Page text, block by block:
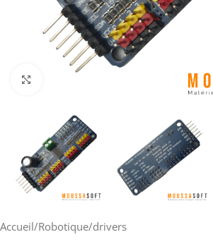
Accueil/Robotique/drivers